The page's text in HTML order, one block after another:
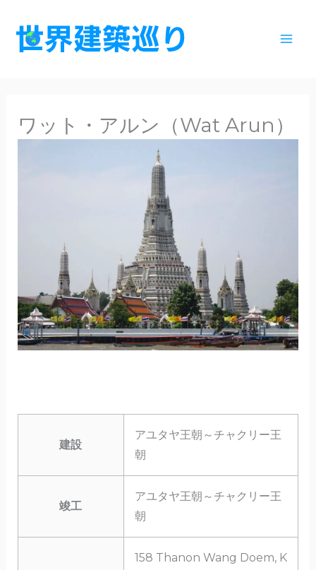
ワット・アルン（Wat Arun）
建設
アユタヤ王朝～チャクリー王
朝
竣工
アユタヤ王朝～チャクリー王
朝
158 Thanon Wang Doem, K